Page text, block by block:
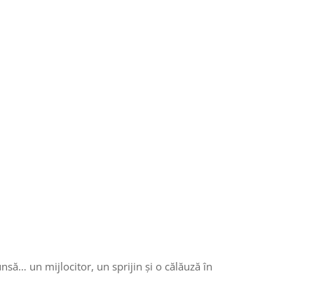
un mijlocitor, un sprijin și o călăuză în